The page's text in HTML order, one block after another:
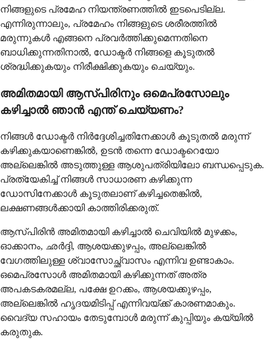
നിങ്ങളുടെ പ്രമേഹ നിയന്ത്രണത്തിൽ ഇടപെടില്ല.
എന്നിരുന്നാലും, പ്രമേഹം നിങ്ങളുടെ ശരീരത്തിൽ
മരുന്നുകൾ എങ്ങനെ പ്രവർത്തിക്കുമെന്നതിനെ
ബാധിക്കുന്നതിനാൽ, ഡോക്ടർ നിങ്ങളെ കൂടുതൽ
ശ്രദ്ധിക്കുകയും നിരീക്ഷിക്കുകയും ചെയ്യും.
അമിതമായി ആസ്പിരിനും ഒമെപ്രസോലും
കഴിച്ചാൽ ഞാൻ എന്ത് ചെയ്യണം?
നിങ്ങൾ ഡോക്ടർ നിർദ്ദേശിച്ചതിനേക്കാൾ കൂടുതൽ മരുന്ന്
കഴിക്കുകയാണെങ്കിൽ, ഉടൻ തന്നെ ഡോക്ടറെയോ
അല്ലെങ്കിൽ അടുത്തുള്ള ആശുപത്രിയിലോ ബന്ധപ്പെടുക.
പ്രത്യേകിച്ച് നിങ്ങൾ സാധാരണ കഴിക്കുന്ന
ഡോസിനേക്കാൾ കൂടുതലാണ് കഴിച്ചതെങ്കിൽ,
ലക്ഷണങ്ങൾക്കായി കാത്തിരിക്കരുത്.
ആസ്പിരിൻ അമിതമായി കഴിച്ചാൽ ചെവിയിൽ മുഴക്കം,
ഓക്കാനം, ഛർദ്ദി, ആശയക്കുഴപ്പം, അല്ലെങ്കിൽ
വേഗത്തിലുള്ള ശ്വാസോച്ഛ്വാസം എന്നിവ ഉണ്ടാകാം.
ഒമെപ്രസോൾ അമിതമായി കഴിക്കുന്നത് അത്ര
അപകടകരമല്ല, പക്ഷേ ഉറക്കം, ആശയക്കുഴപ്പം,
അല്ലെങ്കിൽ ഹൃദയമിടിപ്പ് എന്നിവയ്ക്ക് കാരണമാകും.
വൈദ്യ സഹായം തേടുമ്പോൾ മരുന്ന് കുപ്പിയും കയ്യിൽ
കരുതുക.